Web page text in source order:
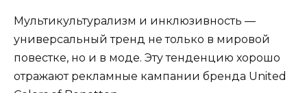
Мультикультурализм и инклюзивность —
универсальный тренд не только в мировой
повестке, но и в моде. Эту тенденцию хорошо
отражают рекламные кампании бренда United